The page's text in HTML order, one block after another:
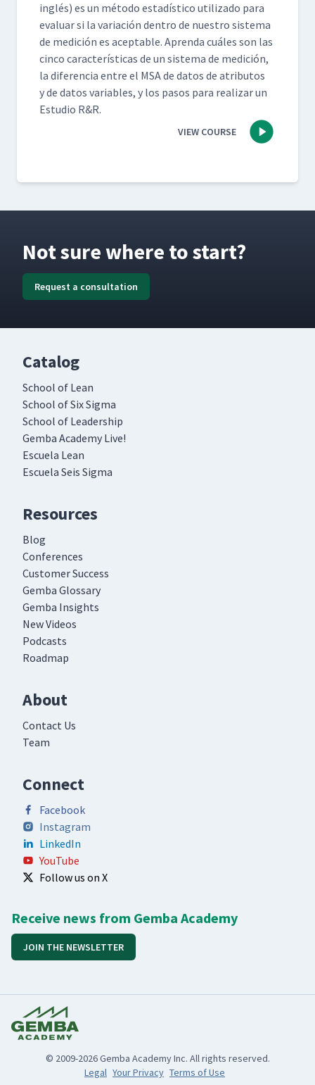
inglés) es un méto­do estadís­ti­co uti­liza­do para
eval­u­ar si la variación den­tro de nue­stro sis­tema
de medición es acept­able. Apren­da cuáles son las
cin­co car­ac­terís­ti­cas de un sis­tema de medición,
la difer­en­cia entre el MSA de datos de atrib­u­tos
y de datos vari­ables, y los pasos para realizar un
Estu­dio R&R.
VIEW COURSE
Not sure where to start?
Request a consultation
Catalog
School of Lean
School of Six Sigma
School of Leadership
Gemba Academy Live!
Escuela Lean
Escuela Seis Sigma
Resources
Blog
Conferences
Customer Success
Gemba Glossary
Gemba Insights
New Videos
Podcasts
Roadmap
About
Contact Us
Team
Connect
Facebook
Instagram
LinkedIn
YouTube
Follow us on X
Receive news from Gemba Academy
JOIN THE NEWSLETTER
© 2009-2026 Gemba Academy Inc. All rights reserved.
Legal Your Privacy Terms of Use